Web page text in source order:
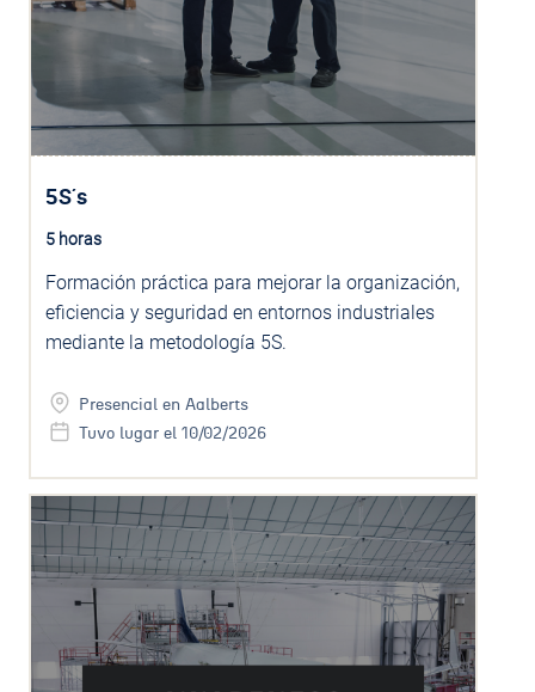
5S´s
5 horas
Formación práctica para mejorar la organización,
eficiencia y seguridad en entornos industriales
mediante la metodología 5S.
Presencial en Aalberts
Tuvo lugar el 10/02/2026